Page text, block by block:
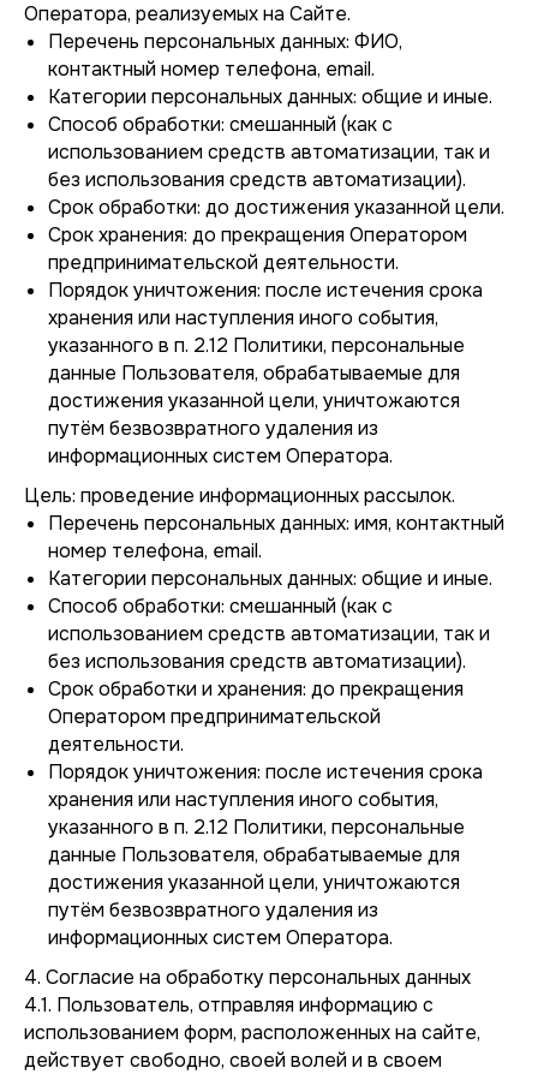
Оператора, реализуемых на Сайте.
Перечень персональных данных: ФИО,
контактный номер телефона, email.
Категории персональных данных: общие и иные.
Способ обработки: смешанный (как с
использованием средств автоматизации, так и
без использования средств автоматизации).
Срок обработки: до достижения указанной цели.
Срок хранения: до прекращения Оператором
предпринимательской деятельности.
Порядок уничтожения: после истечения срока
хранения или наступления иного события,
указанного в п. 2.12 Политики, персональные
данные Пользователя, обрабатываемые для
достижения указанной цели, уничтожаются
путём безвозвратного удаления из
информационных систем Оператора.
Цель: проведение информационных рассылок.
Перечень персональных данных: имя, контактный
номер телефона, email.
Категории персональных данных: общие и иные.
Способ обработки: смешанный (как с
использованием средств автоматизации, так и
без использования средств автоматизации).
Срок обработки и хранения: до прекращения
Оператором предпринимательской
деятельности.
Порядок уничтожения: после истечения срока
хранения или наступления иного события,
указанного в п. 2.12 Политики, персональные
данные Пользователя, обрабатываемые для
достижения указанной цели, уничтожаются
путём безвозвратного удаления из
информационных систем Оператора.
4. Согласие на обработку персональных данных
4.1. Пользователь, отправляя информацию с
использованием форм, расположенных на сайте,
действует свободно, своей волей и в своем